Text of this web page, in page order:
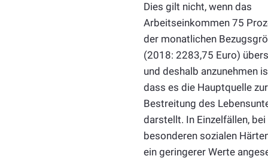
Dies gilt nicht, wenn das
Arbeitseinkommen 75
der monatlichen
(2018: 2283,75 Euro)
und deshalb anzunehmen
dass es die Hauptquelle zur
Bestreitung des
darstellt. In Einzelfällen, bei
besonderen sozialen
ein geringerer Werte